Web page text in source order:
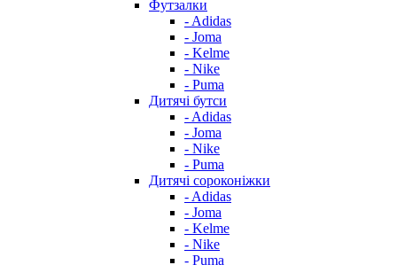
Футзалки
- Adidas
- Joma
- Kelme
- Nike
- Puma
Дитячі бутси
- Adidas
- Joma
- Nike
- Puma
Дитячі сороконіжки
- Adidas
- Joma
- Kelme
- Nike
- Puma